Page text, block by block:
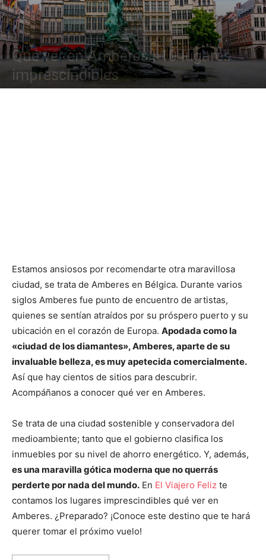
Destinos Europa
Qué ver en Amberes | 10 lugares
imprescindibles
Estamos ansiosos por recomendarte otra maravillosa
ciudad, se trata de Amberes en Bélgica. Durante varios
siglos Amberes fue punto de encuentro de artistas,
quienes se sentían atraídos por su próspero puerto y su
ubicación en el corazón de Europa. Apodada como la
«ciudad de los diamantes», Amberes, aparte de su
invaluable belleza, es muy apetecida comercialmente.
Así que hay cientos de sitios para descubrir.
Acompáñanos a conocer qué ver en Amberes.
Se trata de una ciudad sostenible y conservadora del
medioambiente; tanto que el gobierno clasifica los
inmuebles por su nivel de ahorro energético. Y, además,
es una maravilla gótica moderna que no querrás
perderte por nada del mundo. En El Viajero Feliz te
contamos los lugares imprescindibles qué ver en
Amberes. ¿Preparado? ¡Conoce este destino que te hará
querer tomar el próximo vuelo!